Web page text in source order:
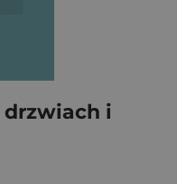
drzwiach i